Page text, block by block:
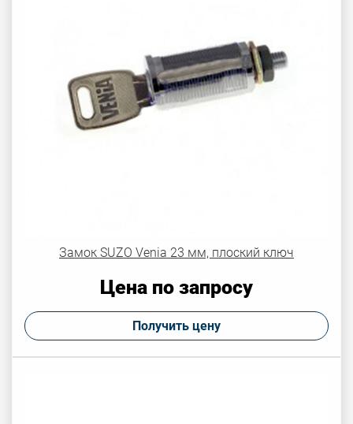
Замок SUZO Venia 23 мм, плоский ключ
Цена по запросу
Получить цену